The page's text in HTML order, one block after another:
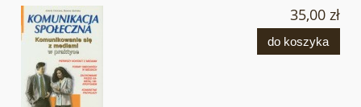
35,00 zł
do koszyka